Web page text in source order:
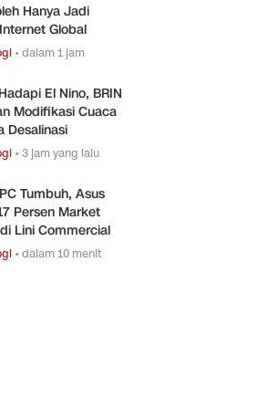
Hanya Jadi
Global
•dalam 1 jam
El Nino, BRIN
Modifikasi Cuaca
Desalinasi
•3 jam yang lalu
Tumbuh, Asus
Persen Market
Lini Commercial
•dalam 10 menit